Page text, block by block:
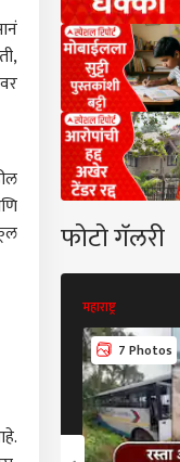
फोटो गॅलरी
महाराष्ट्र
7 Photos